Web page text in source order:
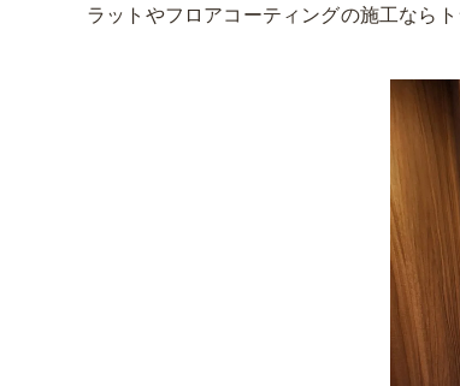
ラットやフロアコーティングの施工なら